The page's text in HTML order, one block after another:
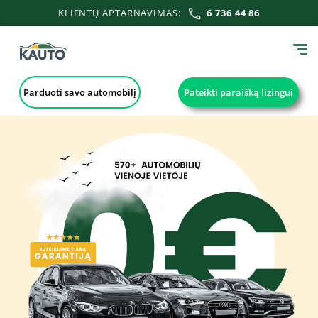
KLIENTŲ APTARNAVIMAS: 6 736 44 86
Parduoti savo automobilį Pateikti paraišką lizingui